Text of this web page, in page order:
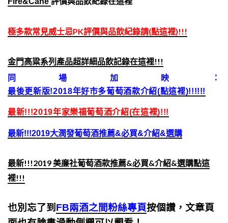
極多款常見威士忌PK評價與品飲紀錄請(點這裡)!!!
金門高粱系列產品超詳細品飲記錄在這裡!!!
同場加映：
最後更新版!2018年好市多葡萄酒款介紹(點這裡)!!!!!!
最新!!!2019年家樂福葡萄酒介紹(在這裡)!!!
最新!!!2019大潤發葡萄酒推薦&必買&介紹&選購
最新!!!2019 美廉社葡萄酒款推薦&必買&介紹&選購點這
裡!!!
也別忘了到 FB兩酒之間粉絲專頁按個讚，文章頁